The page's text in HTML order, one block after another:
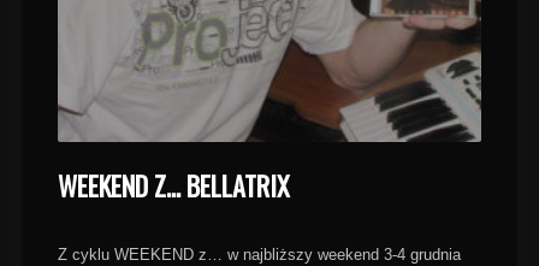
WEEKEND Z… BELLATRIX
Z cyklu WEEKEND z… w najbliższy weekend 3-4 grudnia